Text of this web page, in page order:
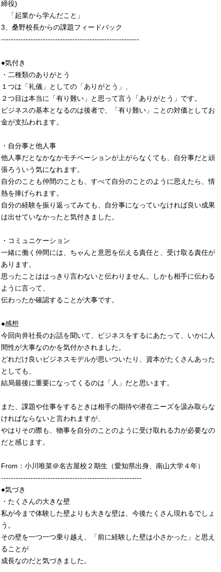
締役)
「起業から学んだこと」
3、桑野校長からの課題フィードバック
--------------------------------------------------------
●気付き
・二種類のありがとう
１つは「礼儀」としての「ありがとう」、
２つ目は本当に「有り難い」と思って言う「ありがとう」です。
ビジネスの基本となるのは後者で、「有り難い」ことの対価としてお
金が支払われます。
・自分事と他人事
他人事だとなかなかモチベーションが上がらなくても、自分事だと頑
張ろういう気になれます。
自分のことも仲間のことも、すべて自分のことのように思えたら、情
熱を捧げられます。
自分の経験を振り返ってみても、自分事になっていなければ良い成果
は出せていなかったと気付きました。
・コミュニケーション
一緒に働く仲間には、ちゃんと意思を伝える責任と、受け取る責任が
あります。
思ったことははっきり言わないと伝わりません。しかも相手に伝わる
ように言って、
伝わったか確認することが大事です。
●感想
今回向井社長のお話を聞いて、ビジネスをするにあたって、いかに人
間性が大事なのかを気付かされました。
どれだけ良いビジネスモデルが思いついたり、資本がたくさんあった
としても、
結局最後に重要になってくるのは「人」だと思います。
また、課題や仕事をするときは相手の期待や潜在ニーズを汲み取らな
ければならないと言われますが、
やはりその際も、物事を自分のことのように受け取れる力が必要なの
だと感じます。
From：小川唯菜＠名古屋校２期生（愛知県出身、南山大学４年）
---------------------------------------------------------
●気づき
・たくさんの大きな壁
私が今まで体験した壁よりも大きな壁は、今後たくさん現れるでしょ
う。
その壁を一つ一つ乗り越え、「前に経験した壁は小さかった」と思え
ることが
成長なのだと気づきました。